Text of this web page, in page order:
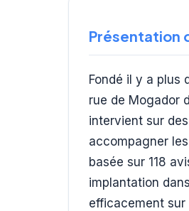
Présentation
Fondé il y a plus
rue de Mogador
intervient sur
accompagner
basée sur 118
implantation
efficacement sur